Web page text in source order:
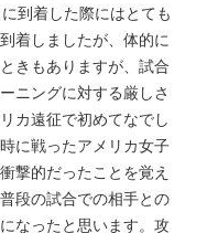
到着した際にはとても
着しましたが、体的に
きもありますが、試合
ニングに対する厳しさ
カ遠征で初めてなでし
に戦ったアメリカ女子
撃的だったことを覚え
段の試合での相手との
なったと思います。攻